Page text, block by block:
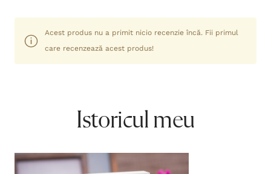
Acest produs nu a primit nicio recenzie încă. Fii primul
care recenzează acest produs!
Istoricul meu